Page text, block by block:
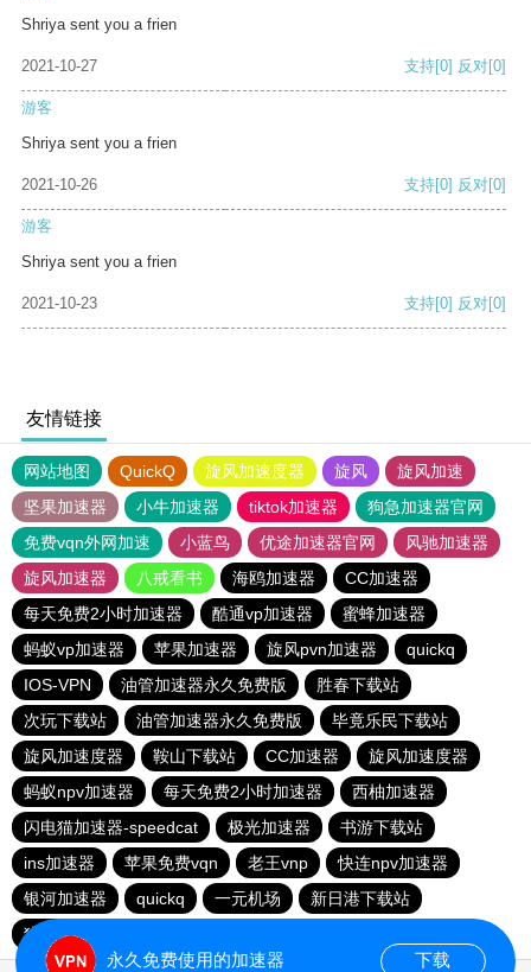
Shriya sent you a frien
2021-10-27 支持[0] 反对[0]
游客
Shriya sent you a frien
2021-10-26 支持[0] 反对[0]
游客
Shriya sent you a frien
2021-10-23 支持[0] 反对[0]
友情链接
网站地图 QuickQ 旋风加速度器 旋风
旋风加速
坚果加速器
小牛加速器 tiktok加速器
狗急加速器官网
免费vqn外网加速
小蓝鸟 优途加速器官网
风驰加速器
旋风加速器
八戒看书 海鸥加速器
CC加速器
每天免费2小时加速器
酷通vp加速器
蜜蜂加速器
蚂蚁vp加速器
苹果加速器 旋风pvn加速器
quickq
IOS-VPN
油管加速器永久免费版
胜春下载站
次玩下载站
油管加速器永久免费版
毕竟乐民下载站
旋风加速度器
鞍山下载站 CC加速器
旋风加速度器
蚂蚁npv加速器
每天免费2小时加速器
西柚加速器
闪电猫加速器-speedcat
极光加速器
书游下载站
ins加速器
苹果免费vqn 老王vnp
快连npv加速器
银河加速器
quickq 一元机场
新日港下载站
猎豹加速器
永久免费使用的加速器 下载